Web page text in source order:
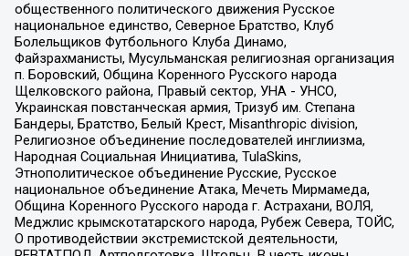
общественного политического движения Русское
национальное единство, Северное Братство, Клуб
Болельщиков Футбольного Клуба Динамо,
Файзрахманисты, Мусульманская религиозная организация
п. Боровский, Община Коренного Русского народа
Щелковского района, Правый сектор, УНА - УНСО,
Украинская повстанческая армия, Тризуб им. Степана
Бандеры, Братство, Белый Крест, Misanthropic division,
Религиозное объединение последователей инглиизма,
Народная Социальная Инициатива, TulaSkins,
Этнополитическое объединение Русские, Русское
национальное объединение Атака, Мечеть Мирмамеда,
Община Коренного Русского народа г. Астрахани, ВОЛЯ,
Меджлис крымскотатарского народа, Рубеж Севера, ТОЙС,
О противодействии экстремистской деятельности,